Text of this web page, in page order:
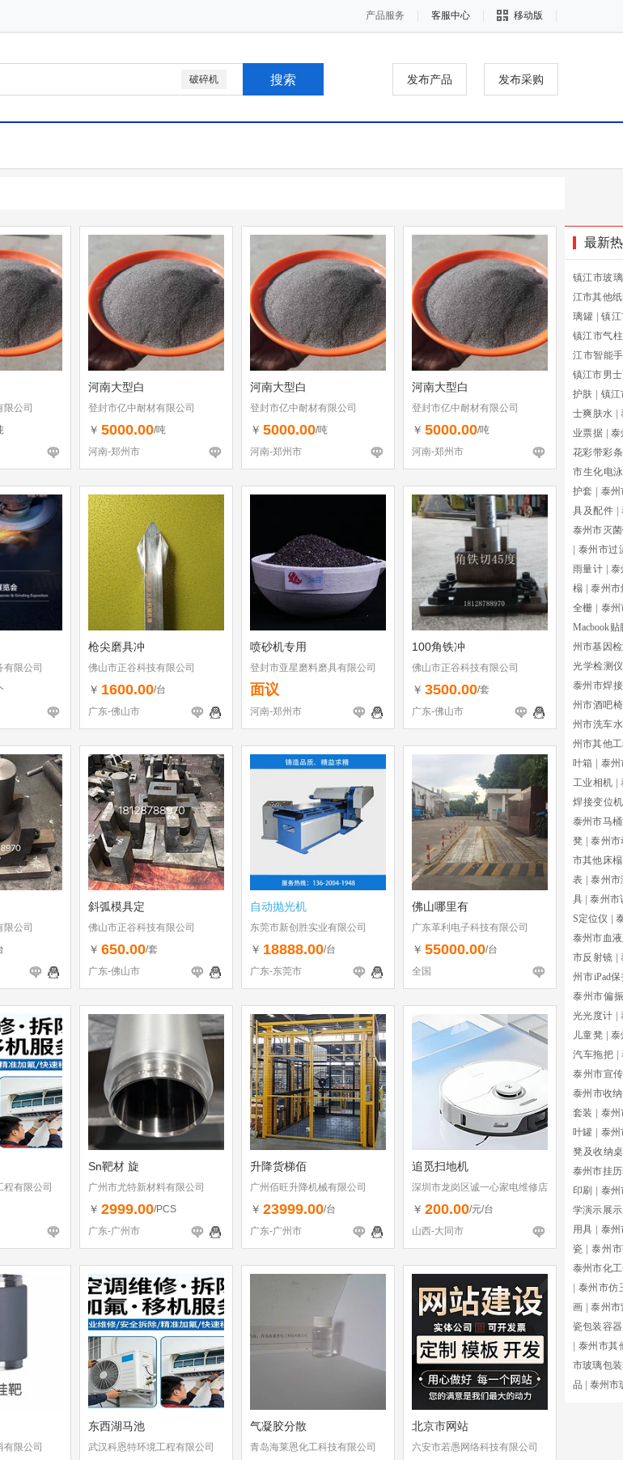
产品服务 客服中心 移动版
破碎机 发布产品 发布采购
限公司
河南大型白
登封市亿中耐材有限公司
￥ 5000.00/吨
河南-郑州市
河南大型白
登封市亿中耐材有限公司
￥ 5000.00/吨
河南-郑州市
河南大型白
登封市亿中耐材有限公司
￥ 5000.00/吨
河南-郑州市
有限公司
枪尖磨具冲
佛山市正谷科技有限公司
￥ 1600.00/台
广东-佛山市
喷砂机专用
登封市亚星磨料磨具有限公司
面议
河南-郑州市
100角铁冲
佛山市正谷科技有限公司
￥ 3500.00/套
广东-佛山市
限公司
斜弧模具定
佛山市正谷科技有限公司
￥ 650.00/套
广东-佛山市
自动抛光机
东莞市新创胜实业有限公司
￥ 18888.00/台
广东-东莞市
佛山哪里有
广东革利电子科技有限公司
￥ 55000.00/台
全国
有限公司
Sn靶材 旋
广州市尤特新材料有限公司
￥ 2999.00/PCS
广东-广州市
升降货梯佰
广州佰旺升降机械有限公司
￥ 23999.00/台
广东-广州市
追觅扫地机
深圳市龙岗区诚一心家电维修店
（个体工商户）
￥ 200.00/元/台
山西-大同市
有限公司
东西湖马池
武汉科恩特环境工程有限公司
气凝胶分散
青岛海莱恩化工科技有限公司
北京市网站
六安市若愚网络科技有限公司
最新
镇江市玻
江市其他
璃罐
镇
镇江市气
江市智能
镇江市男
护肤
镇
士爽肤水
业票据
泰
花彩带彩条
市生化电
护套
泰州
具及配件
泰州市灭
泰州市过
雨量计
泰
榻
泰州市
全栅
泰
Macbook贴
州市基因
光学检测仪
泰州市焊
州市酒吧椅
州市洗车
州市其他
叶箱
泰
工业相机
焊接变位机
泰州市马
凳
泰州市
市其他床榻
表
泰州市
具
泰州市
S定位仪
泰州市血
市反射镜
州市iPad
泰州市偏
光光度计
儿童凳
泰
汽车拖把
泰州市宣
泰州市收
套装
泰
叶罐
泰州
凳及收纳桌
泰州市挂
印刷
泰
学演示展
用具
泰州
瓷
泰州
泰州市化
泰州市仿
画
泰州市
瓷包装容器
泰州市其
市玻璃包
品
泰州市